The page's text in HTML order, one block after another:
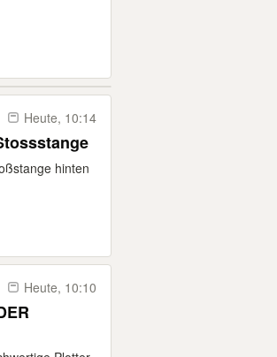
Heute, 10:14
hinten
Heute, 10:10